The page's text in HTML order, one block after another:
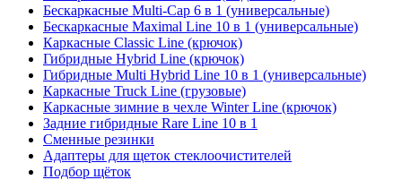
Бескаркасные Multi-Cap 6 в 1 (универсальные)
Бескаркасные Maximal Line 10 в 1 (универсальные)
Каркасные Classic Line (крючок)
Гибридные Hybrid Line (крючок)
Гибридные Multi Hybrid Line 10 в 1 (универсальные)
Каркасные Truck Line (грузовые)
Каркасные зимние в чехле Winter Line (крючок)
Задние гибридные Rare Line 10 в 1
Сменные резинки
Адаптеры для щеток стеклоочистителей
Подбор щёток